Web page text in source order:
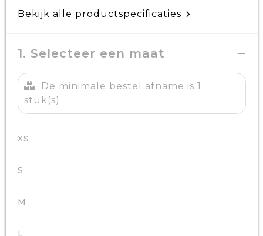
Bekijk alle productspecificaties
1. Selecteer een maat
De minimale bestel afname is 1
stuk(s)
XS
S
M
L